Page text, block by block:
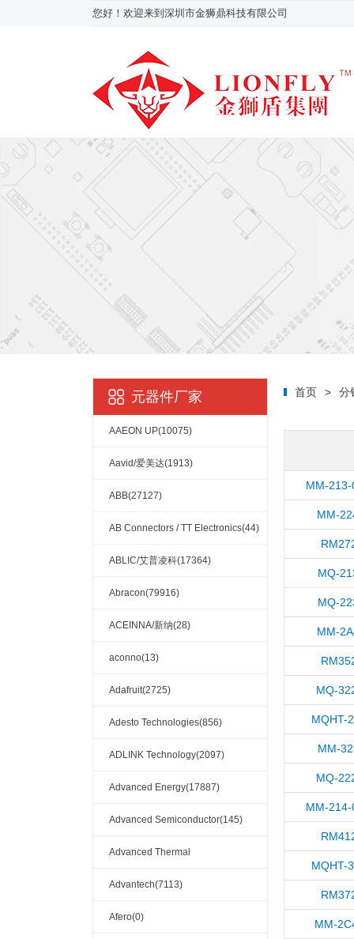
您好！欢迎来到深圳市金狮鼎科技有限公司
元器件厂家
AAEON UP(10075)
Aavid/爱美达(1913)
ABB(27127)
AB Connectors / TT Electronics(44)
ABLIC/艾普凌科(17364)
Abracon(79916)
ACEINNA/新纳(28)
aconno(13)
Adafruit(2725)
Adesto Technologies(856)
ADLINK Technology(2097)
Advanced Energy(17887)
Advanced Semiconductor(145)
Advanced Thermal
Solutions(110404)
Advantech(7113)
Afero(0)
首页 > 分
MM-
MM-
MQ-
MQ-
MM-
MQ-
MQHT-
MM-
MQ-
MM-
MQHT-
MM-